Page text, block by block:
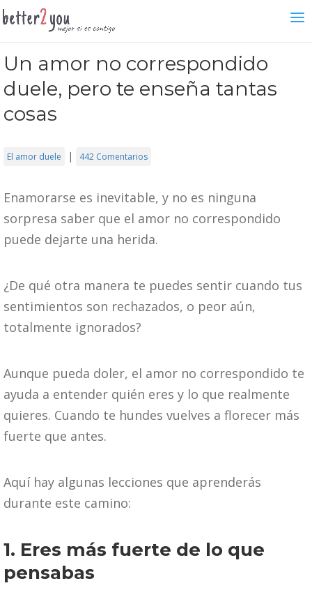
Un amor no correspondido
duele, pero te enseña tantas
cosas
El amor duele | 442 Comentarios
Enamorarse es inevitable, y no es ninguna
sorpresa saber que el amor no correspondido
puede dejarte una herida.
¿De qué otra manera te puedes sentir cuando tus
sentimientos son rechazados, o peor aún,
totalmente ignorados?
Aunque pueda doler, el amor no correspondido te
ayuda a entender quién eres y lo que realmente
quieres. Cuando te hundes vuelves a florecer más
fuerte que antes.
Aquí hay algunas lecciones que aprenderás
durante este camino:
1. Eres más fuerte de lo que
pensabas